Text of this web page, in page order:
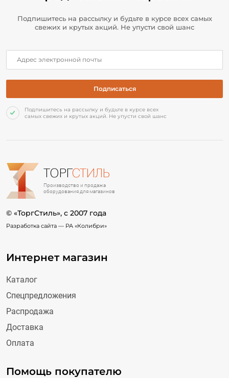
Подпишитесь на рассылку и будьте в курсе всех самых
свежих и крутых акций. Не упусти свой шанс
Подпишитесь на рассылку и будьте в курсе всех
самых свежих и крутых акций. Не упусти свой шанс
ТОРГСТИЛЬ
Производство и продажа
оборудования для магазинов
© «ТоргСтиль», c 2007 года
Разработка сайта — РА «Колибри»
Интернет магазин
Каталог
Спецпредложения
Распродажа
Доставка
Оплата
Помощь покупателю